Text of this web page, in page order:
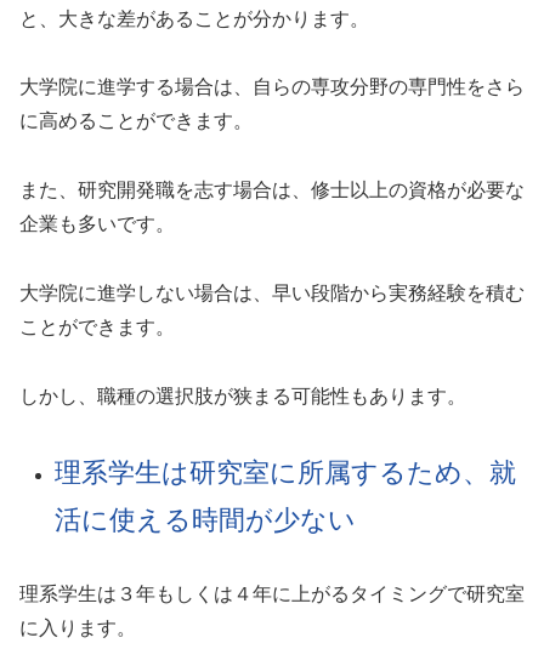
と、大きな差があることが分かります。
大学院に進学する場合は、自らの専攻分野の専門性をさら
に高めることができます。
また、研究開発職を志す場合は、修士以上の資格が必要な
企業も多いです。
大学院に進学しない場合は、早い段階から実務経験を積む
ことができます。
しかし、職種の選択肢が狭まる可能性もあります。
理系学生は研究室に所属するため、就
活に使える時間が少ない
理系学生は３年もしくは４年に上がるタイミングで研究室
に入ります。